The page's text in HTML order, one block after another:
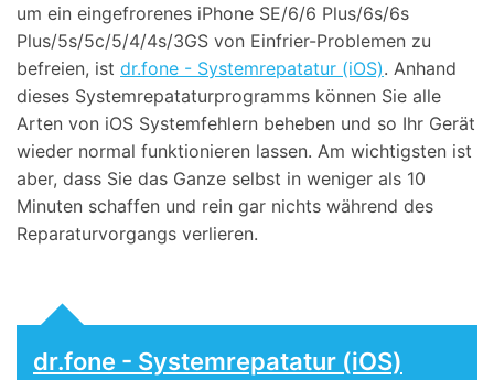
um ein eingefrorenes iPhone SE/6/6 Plus/6s/6s
Plus/5s/5c/5/4/4s/3GS von Einfrier-Problemen zu
befreien, ist dr.fone - Systemrepatatur (iOS). Anhand
dieses Systemrepataturprogramms können Sie alle
Arten von iOS Systemfehlern beheben und so Ihr Gerät
wieder normal funktionieren lassen. Am wichtigsten ist
aber, dass Sie das Ganze selbst in weniger als 10
Minuten schaffen und rein gar nichts während des
Reparaturvorgangs verlieren.
dr.fone - Systemrepatatur (iOS)